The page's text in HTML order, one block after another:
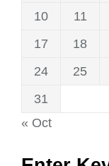
10
11
17
18
24
25
31
« Oct